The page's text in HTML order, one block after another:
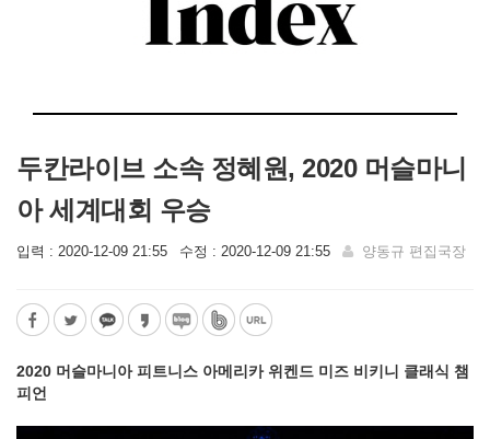
두칸라이브 소속 정혜원, 2020 머슬마니
아 세계대회 우승
입력 : 2020-12-09 21:55 수정 : 2020-12-09 21:55 양동규 편집국장
2020 머슬마니아 피트니스 아메리카 위켄드 미즈 비키니 클래식 챔
피언